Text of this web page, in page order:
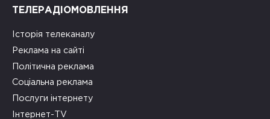
ТЕЛЕРАДІОМОВЛЕННЯ
Історія телеканалу
Реклама на сайті
Політична реклама
Соціальна реклама
Послуги інтернету
Інтернет-TV